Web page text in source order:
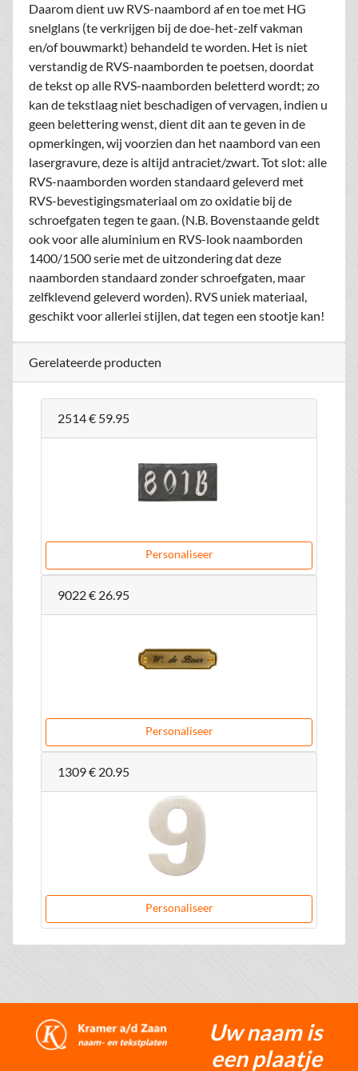
Daarom dient uw RVS-naambord af en toe met HG
snelglans (te verkrijgen bij de doe-het-zelf vakman
en/of bouwmarkt) behandeld te worden. Het is niet
verstandig de RVS-naamborden te poetsen, doordat
de tekst op alle RVS-naamborden beletterd wordt; zo
kan de tekstlaag niet beschadigen of vervagen, indien u
geen belettering wenst, dient dit aan te geven in de
opmerkingen, wij voorzien dan het naambord van een
lasergravure, deze is altijd antraciet/zwart. Tot slot: alle
RVS-naamborden worden standaard geleverd met
RVS-bevestigingsmateriaal om zo oxidatie bij de
schroefgaten tegen te gaan. (N.B. Bovenstaande geldt
ook voor alle aluminium en RVS-look naamborden
1400/1500 serie met de uitzondering dat deze
naamborden standaard zonder schroefgaten, maar
zelfklevend geleverd worden). RVS uniek materiaal,
geschikt voor allerlei stijlen, dat tegen een stootje kan!
Gerelateerde producten
2514€ 59.95
Personaliseer
9022€ 26.95
Personaliseer
1309€ 20.95
Personaliseer
Uw naam is
een plaatje